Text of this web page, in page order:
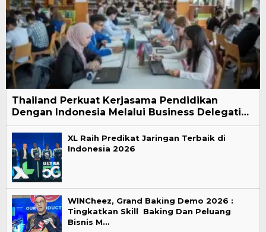
Thailand Perkuat Kerjasama Pendidikan
Dengan Indonesia Melalui Business Delegati…
XL Raih Predikat Jaringan Terbaik di
Indonesia 2026
WINCheez, Grand Baking Demo 2026 :
Tingkatkan Skill Baking Dan Peluang
Bisnis M…